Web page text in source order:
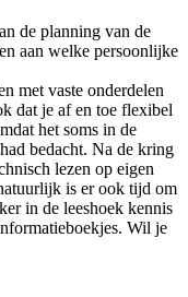
de planning van de
aan welke persoonlijke
met vaste onderdelen
dat je af en toe flexibel
het soms in de
bedacht. Na de kring
lezen op eigen
is er ook tijd om
in de leeshoek kennis
Wil je